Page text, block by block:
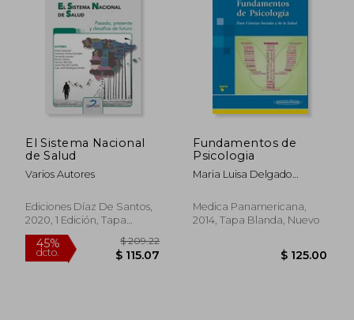
50% $ 42.50
El Sistema Nacional
de Salud
Varios Autores
Ediciones Díaz De Santos,
2020, 1 Edición, Tapa
Blanda, Nuevo
Fundamentos de
Psicologia
Maria Luisa Delgado
Medica Panamericana,
2014, Tapa Blanda, Nuevo